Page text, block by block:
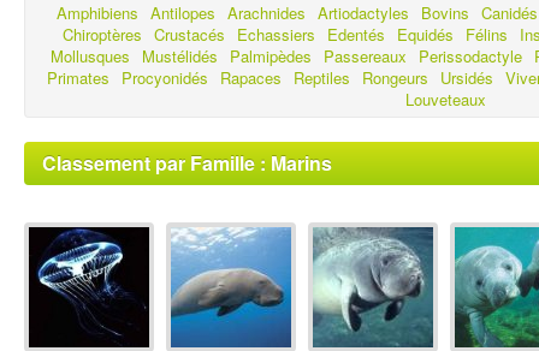
Amphibiens Antilopes Arachnides Artiodactyles Bovins Canidés
Chiroptères Crustacés Echassiers Edentés Equidés Félins
Mollusques
Mustélidés Palmipèdes Passereaux Perissodactyle
Primates
Procyonidés Rapaces Reptiles Rongeurs Ursidés
Louveteaux
Classement par Famille : Marins